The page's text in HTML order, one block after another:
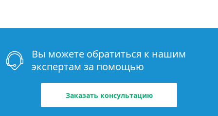
Вы можете обратиться к нашим
экспертам за помощью
Заказать консультацию